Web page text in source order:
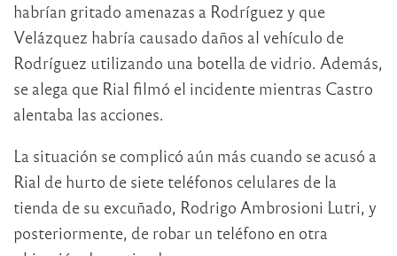
habrían gritado amenazas a Rodríguez y que
Velázquez habría causado daños al vehículo de
Rodríguez utilizando una botella de vidrio. Además,
se alega que Rial filmó el incidente mientras Castro
alentaba las acciones.
La situación se complicó aún más cuando se acusó a
Rial de hurto de siete teléfonos celulares de la
tienda de su excuñado, Rodrigo Ambrosioni Lutri, y
posteriormente, de robar un teléfono en otra